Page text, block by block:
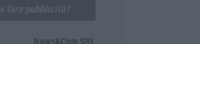
News&Com SRL